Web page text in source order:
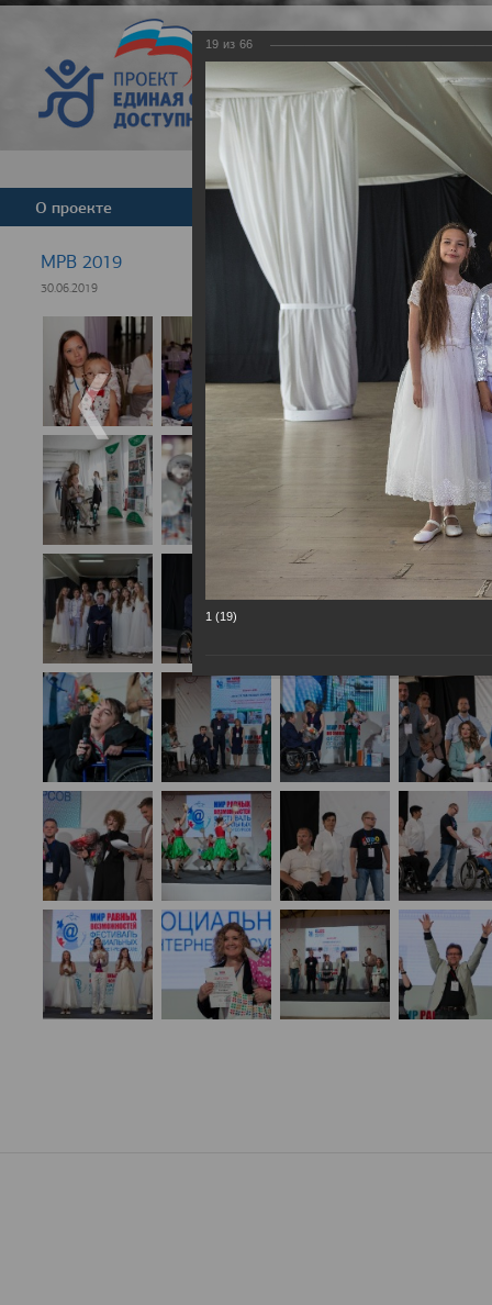
Версия для
О проекте Команда Новости
МРВ 2019
30.06.2019
19 из 66
1 (19)